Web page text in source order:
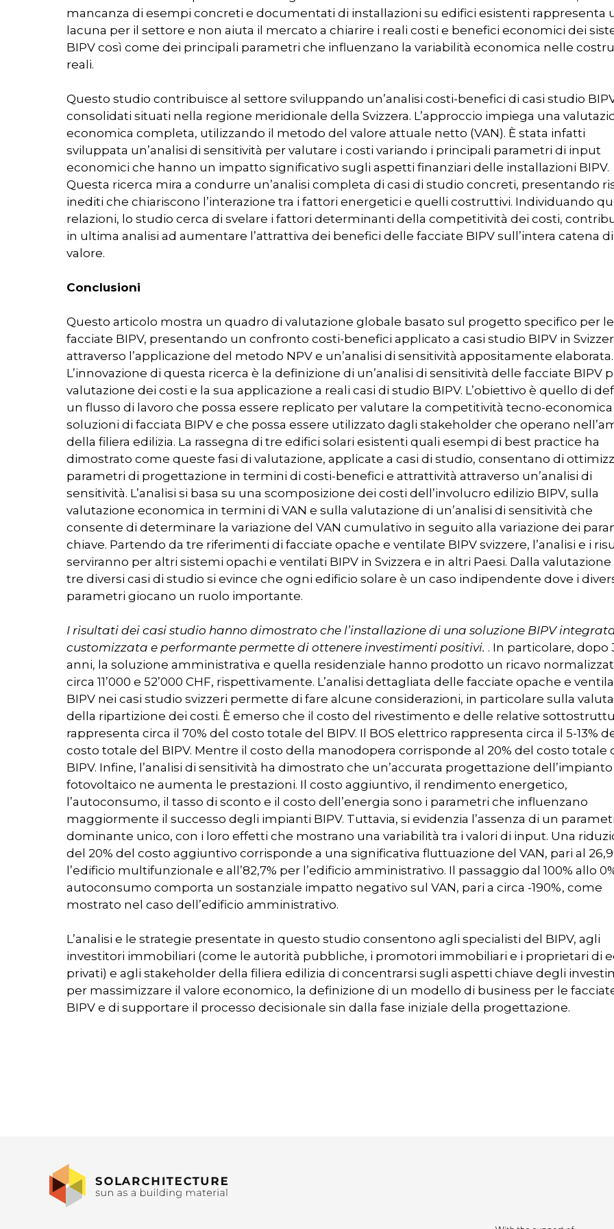
mancanza di esempi concreti e documentati di installazioni su edifici esistenti rappresenta
lacuna per il settore e non aiuta il mercato a chiarire i reali costi e benefici economici dei
BIPV così come dei principali parametri che influenzano la variabilità economica nelle
reali.
Questo studio contribuisce al settore sviluppando un’analisi costi-benefici di casi studio
consolidati situati nella regione meridionale della Svizzera. L’approccio impiega una
economica completa, utilizzando il metodo del valore attuale netto (VAN). È stata infatti
sviluppata un’analisi di sensitività per valutare i costi variando i principali parametri di input
economici che hanno un impatto significativo sugli aspetti finanziari delle installazioni BIPV.
Questa ricerca mira a condurre un’analisi completa di casi di studio concreti, presentando
inediti che chiariscono l’interazione tra i fattori energetici e quelli costruttivi. Individuando
relazioni, lo studio cerca di svelare i fattori determinanti della competitività dei costi,
in ultima analisi ad aumentare l’attrattiva dei benefici delle facciate BIPV sull’intera catena di
valore.
Conclusioni
Questo articolo mostra un quadro di valutazione globale basato sul progetto specifico per le
facciate BIPV, presentando un confronto costi-benefici applicato a casi studio BIPV in
attraverso l’applicazione del metodo NPV e un’analisi di sensitività appositamente elaborata.
L’innovazione di questa ricerca è la definizione di un’analisi di sensitività delle facciate BIPV
valutazione dei costi e la sua applicazione a reali casi di studio BIPV. L’obiettivo è quello di
un flusso di lavoro che possa essere replicato per valutare la competitività tecno-
soluzioni di facciata BIPV e che possa essere utilizzato dagli stakeholder che operano
della filiera edilizia. La rassegna di tre edifici solari esistenti quali esempi di best practice ha
dimostrato come queste fasi di valutazione, applicate a casi di studio, consentano di
parametri di progettazione in termini di costi-benefici e attrattività attraverso un’analisi di
sensitività. L’analisi si basa su una scomposizione dei costi dell’involucro edilizio BIPV, sulla
valutazione economica in termini di VAN e sulla valutazione di un’analisi di sensitività che
consente di determinare la variazione del VAN cumulativo in seguito alla variazione dei
chiave. Partendo da tre riferimenti di facciate opache e ventilate BIPV svizzere, l’analisi e i
serviranno per altri sistemi opachi e ventilati BIPV in Svizzera e in altri Paesi. Dalla
tre diversi casi di studio si evince che ogni edificio solare è un caso indipendente dove i
parametri giocano un ruolo importante.
I risultati dei casi studio hanno dimostrato che l’installazione di una soluzione BIPV
customizzata e performante permette di ottenere investimenti positivi. . In particolare, dopo
anni, la soluzione amministrativa e quella residenziale hanno prodotto un ricavo
circa 11’000 e 52’000 CHF, rispettivamente. L’analisi dettagliata delle facciate opache e
BIPV nei casi studio svizzeri permette di fare alcune considerazioni, in particolare sulla
della ripartizione dei costi. È emerso che il costo del rivestimento e delle relative
rappresenta circa il 70% del costo totale del BIPV. Il BOS elettrico rappresenta circa il 5-13%
costo totale del BIPV. Mentre il costo della manodopera corrisponde al 20% del costo totale
BIPV. Infine, l’analisi di sensitività ha dimostrato che un’accurata progettazione dell’impianto
fotovoltaico ne aumenta le prestazioni. Il costo aggiuntivo, il rendimento energetico,
l’autoconsumo, il tasso di sconto e il costo dell’energia sono i parametri che influenzano
maggiormente il successo degli impianti BIPV. Tuttavia, si evidenzia l’assenza di un
dominante unico, con i loro effetti che mostrano una variabilità tra i valori di input. Una
del 20% del costo aggiuntivo corrisponde a una significativa fluttuazione del VAN, pari al
l’edificio multifunzionale e all’82,7% per l’edificio amministrativo. Il passaggio dal 100% allo
autoconsumo comporta un sostanziale impatto negativo sul VAN, pari a circa -190%, come
mostrato nel caso dell’edificio amministrativo.
L’analisi e le strategie presentate in questo studio consentono agli specialisti del BIPV, agli
investitori immobiliari (come le autorità pubbliche, i promotori immobiliari e i proprietari di
privati) e agli stakeholder della filiera edilizia di concentrarsi sugli aspetti chiave degli
per massimizzare il valore economico, la definizione di un modello di business per le
BIPV e di supportare il processo decisionale sin dalla fase iniziale della progettazione.